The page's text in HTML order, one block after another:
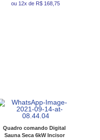
ou 12x de R$ 168,75
Quadro comando Digital
Sauna Seca 6kW Incisor